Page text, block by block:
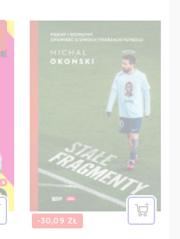
-30,09 ZŁ